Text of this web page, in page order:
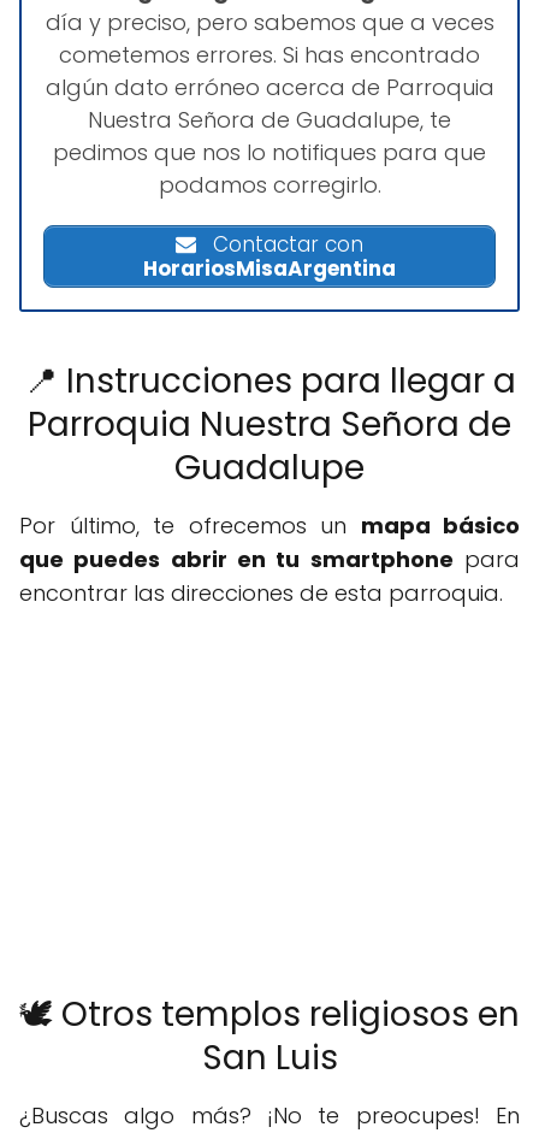
día y preciso, pero sabemos que a veces
cometemos errores. Si has encontrado
algún dato erróneo acerca de Parroquia
Nuestra Señora de Guadalupe, te
pedimos que nos lo notifiques para que
podamos corregirlo.
Contactar con
HorariosMisaArgentina
📍 Instrucciones para llegar a
Parroquia Nuestra Señora de
Guadalupe
Por último, te ofrecemos un mapa básico
que puedes abrir en tu smartphone para
encontrar las direcciones de esta parroquia.
🕊️ Otros templos religiosos en
San Luis
¿Buscas algo más? ¡No te preocupes! En